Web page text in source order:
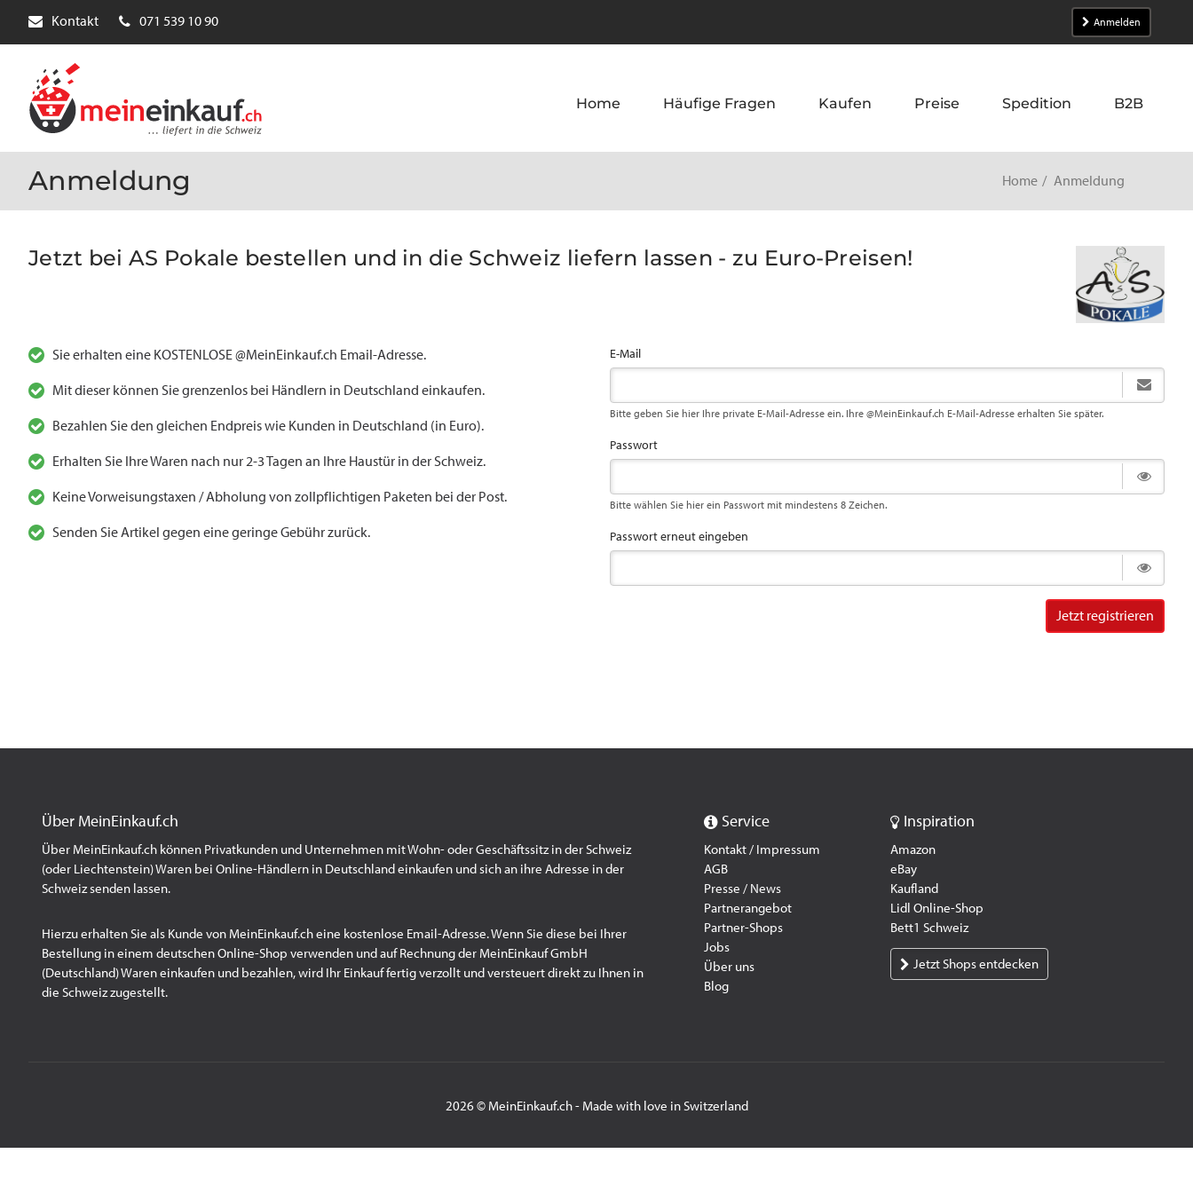
Kontakt 071 539 10 90 Anmelden
Home Häufige Fragen Kaufen Preise Spedition B2B
Anmeldung Home Anmeldung
Jetzt bei AS Pokale bestellen und in die Schweiz liefern lassen - zu Euro-Preisen!
E-Mail
Bitte geben Sie hier Ihre private E-Mail-Adresse ein. Ihre @MeinEinkauf.ch E-Mail-Adresse erhalten Sie später.
Passwort
Bitte wählen Sie hier ein Passwort mit mindestens 8 Zeichen.
Passwort erneut eingeben
Jetzt registrieren
Sie erhalten eine KOSTENLOSE @MeinEinkauf.ch Email-Adresse.
Mit dieser können Sie grenzenlos bei Händlern in Deutschland einkaufen.
Bezahlen Sie den gleichen Endpreis wie Kunden in Deutschland (in Euro).
Erhalten Sie Ihre Waren nach nur 2-3 Tagen an Ihre Haustür in der Schweiz.
Keine Vorweisungstaxen / Abholung von zollpflichtigen Paketen bei der Post.
Senden Sie Artikel gegen eine geringe Gebühr zurück.
Über MeinEinkauf.ch
Über MeinEinkauf.ch können Privatkunden und Unternehmen mit Wohn- oder Geschäftssitz in der Schweiz
(oder Liechtenstein) Waren bei Online-Händlern in Deutschland einkaufen und sich an ihre Adresse in der
Schweiz senden lassen.
Hierzu erhalten Sie als Kunde von MeinEinkauf.ch eine kostenlose Email-Adresse. Wenn Sie diese bei Ihrer
Bestellung in einem deutschen Online-Shop verwenden und auf Rechnung der MeinEinkauf GmbH
(Deutschland) Waren einkaufen und bezahlen, wird Ihr Einkauf fertig verzollt und versteuert direkt zu Ihnen in
die Schweiz zugestellt.
Service
Kontakt / Impressum
AGB
Presse / News
Partnerangebot
Partner-Shops
Jobs
Über uns
Blog
Inspiration
Amazon
eBay
Kaufland
Lidl Online-Shop
Bett1 Schweiz
Jetzt Shops entdecken
2026 © MeinEinkauf.ch - Made with love in Switzerland